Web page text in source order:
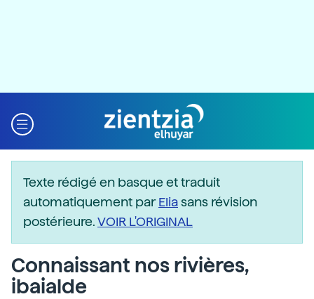
Texte rédigé en basque et traduit
automatiquement parEliasans révision
postérieure.VOIR L'ORIGINAL
Connaissant nos rivières,
ibaialde